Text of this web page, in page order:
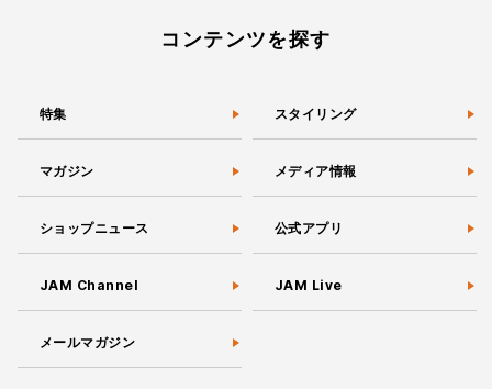
コンテンツを探す
特集 スタイリング
マガジン メディア情報
ショップニュース 公式アプリ
JAM Channel JAM Live
メールマガジン